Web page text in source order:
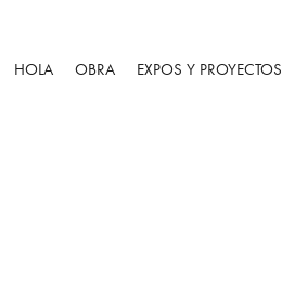
HOLA OBRA EXPOS Y PROYECTOS